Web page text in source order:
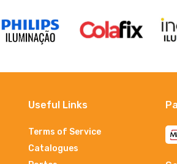
Useful Links
Terms of Service
Catalogues